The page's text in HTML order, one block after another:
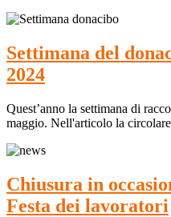
Settimana del
2024
Quest’anno la settimana di
maggio. Nell'articolo la
Chiusura in
Festa dei lavoratori